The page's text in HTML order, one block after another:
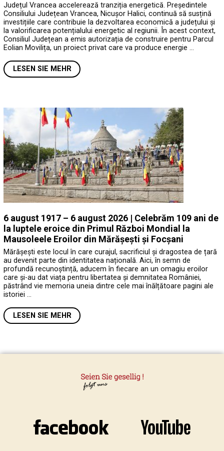
Județul Vrancea accelerează tranziția energetică. Președintele
Consiliului Județean Vrancea, Nicușor Halici, continuă să susțină
investițiile care contribuie la dezvoltarea economică a județului și
la valorificarea potențialului energetic al regiunii. În acest context,
Consiliul Județean a emis autorizația de construire pentru Parcul
Eolian Movilița, un proiect privat care va produce energie …
LESEN SIE MEHR
6 august 1917 – 6 august 2026 | Celebrăm 109 ani de
la luptele eroice din Primul Război Mondial la
Mausoleele Eroilor din Mărășești și Focșani
Mărășești este locul în care curajul, sacrificiul și dragostea de țară
au devenit parte din identitatea națională. Aici, în semn de
profundă recunoștință, aducem în fiecare an un omagiu eroilor
care și-au dat viața pentru libertatea și demnitatea României,
păstrând vie memoria uneia dintre cele mai înălțătoare pagini ale
istoriei …
LESEN SIE MEHR